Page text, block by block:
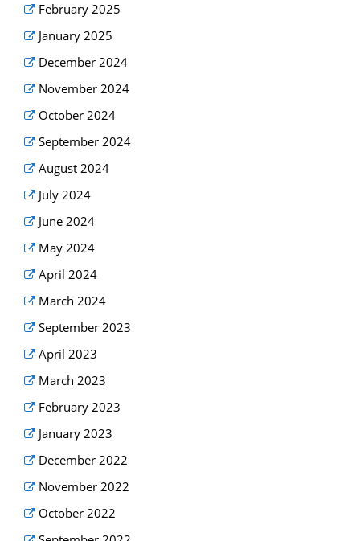
February 2025
January 2025
December 2024
November 2024
October 2024
September 2024
August 2024
July 2024
June 2024
May 2024
April 2024
March 2024
September 2023
April 2023
March 2023
February 2023
January 2023
December 2022
November 2022
October 2022